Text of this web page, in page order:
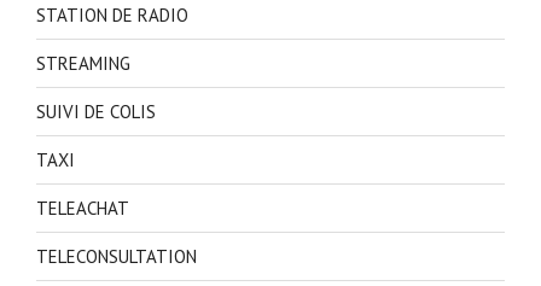
STATION DE RADIO
STREAMING
SUIVI DE COLIS
TAXI
TELEACHAT
TELECONSULTATION